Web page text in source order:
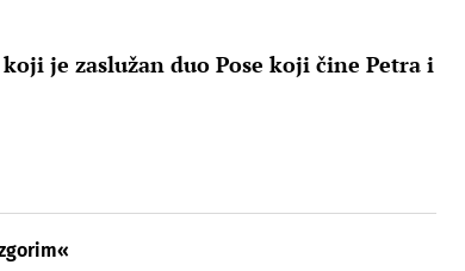
je zaslužan duo Pose koji čine Petra i